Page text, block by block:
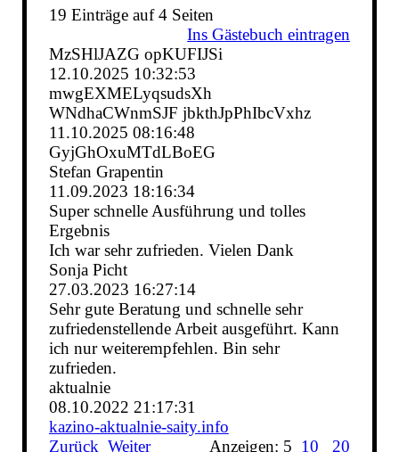
19 Einträge auf 4 Seiten
Ins Gästebuch eintragen
MzSHlJAZG opKUFIJSi
12.10.2025 10:32:53
mwgEXMELyqsudsXh
WNdhaCWnmSJF jbkthJpPhIbcVxhz
11.10.2025 08:16:48
GyjGhOxuMTdLBoEG
Stefan Grapentin
11.09.2023 18:16:34
Super schnelle Ausführung und tolles
Ergebnis
Ich war sehr zufrieden. Vielen Dank
Sonja Picht
27.03.2023 16:27:14
Sehr gute Beratung und schnelle sehr
zufriedenstellende Arbeit ausgeführt. Kann
ich nur weiterempfehlen. Bin sehr
zufrieden.
aktualnie
08.10.2022 21:17:31
kazino-­aktualnie-­saity.­info
Zurück Weiter Anzeigen: 5 10 20